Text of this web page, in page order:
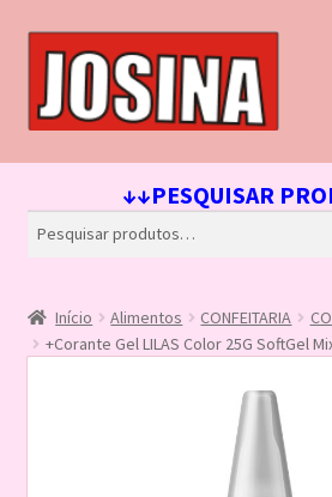
Pular
para
navegação
Pular
para
conteúdo
Início
Carrinho
Lista de Desejos
↓↓PESQUISAR
Início Alimentos CONFEITARIA
+Corante Gel LILAS Color 25G SoftGel